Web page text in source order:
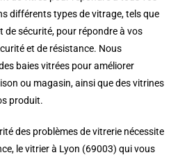
différents types de vitrage, tels que
de sécurité, pour répondre à vos
et de résistance. Nous
baies vitrées pour améliorer
ou magasin, ainsi que des vitrines
produit.
des problèmes de vitrerie nécessite
le vitrier à Lyon (69003) qui vous